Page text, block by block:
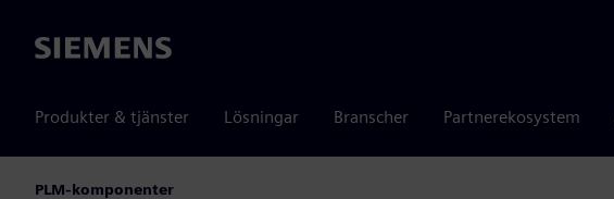
Siemens
Produkter & tjänster Lösningar Branscher Partnerekosystem
PLM-komponenter